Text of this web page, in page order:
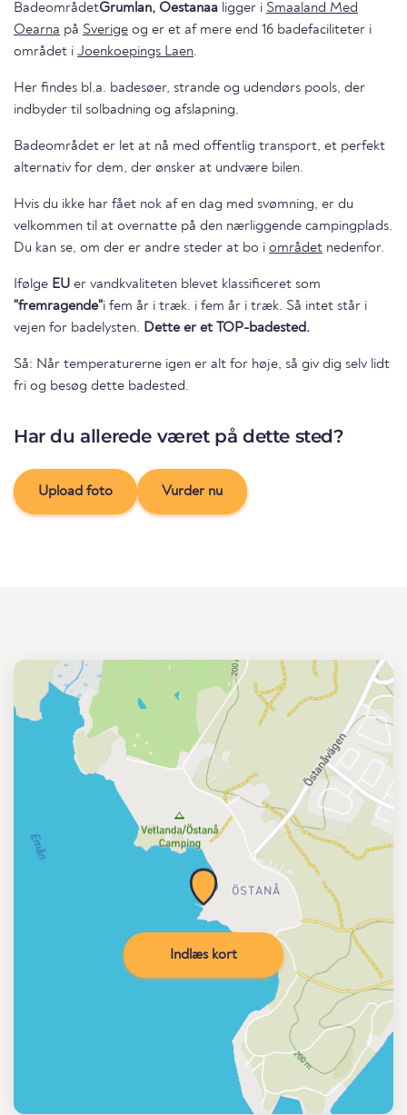
BadeområdetGrumlan, Oestanaa ligger i Smaaland Med
Oearna på Sverige og er et af mere end 16 badefaciliteter i
området i Joenkoepings Laen.
Her findes bl.a. badesøer, strande og udendørs pools, der
indbyder til solbadning og afslapning.
Badeområdet er let at nå med offentlig transport, et perfekt
alternativ for dem, der ønsker at undvære bilen.
Hvis du ikke har fået nok af en dag med svømning, er du
velkommen til at overnatte på den nærliggende campingplads.
Du kan se, om der er andre steder at bo i området nedenfor.
Ifølge EU er vandkvaliteten blevet klassificeret som
"fremragende"i fem år i træk. i fem år i træk. Så intet står i
vejen for badelysten. Dette er et TOP-badested.
Så: Når temperaturerne igen er alt for høje, så giv dig selv lidt
fri og besøg dette badested.
Har du allerede været på dette sted?
Upload foto Vurder nu
Indlæs kort